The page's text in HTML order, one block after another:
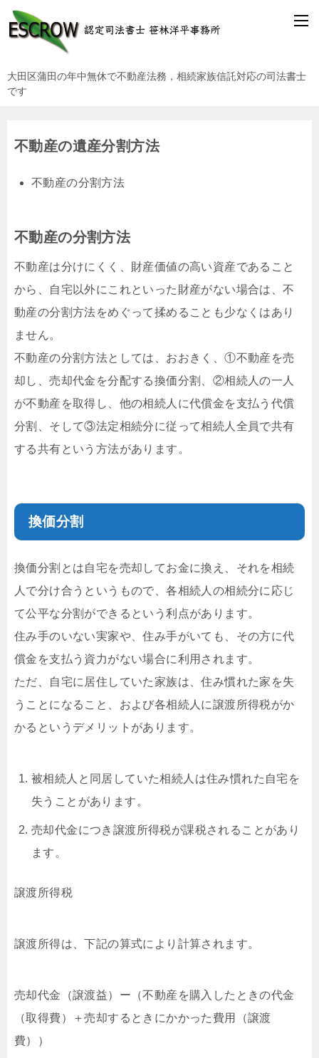
大田区蒲田の年中無休で不動産法務，相続家族信託対応の司法書士
です
不動産の遺産分割方法
不動産の分割方法
不動産の分割方法
不動産は分けにくく、財産価値の高い資産であること
から、自宅以外にこれといった財産がない場合は、不
動産の分割方法をめぐって揉めることも少なくはあり
ません。
不動産の分割方法としては、おおきく、①不動産を売
却し、売却代金を分配する換価分割、②相続人の一人
が不動産を取得し、他の相続人に代償金を支払う代償
分割、そして③法定相続分に従って相続人全員で共有
する共有という方法があります。
換価分割
換価分割とは自宅を売却してお金に換え、それを相続
人で分け合うというもので、各相続人の相続分に応じ
て公平な分割ができるという利点があります。
住み手のいない実家や、住み手がいても、その方に代
償金を支払う資力がない場合に利用されます。
ただ、自宅に居住していた家族は、住み慣れた家を失
うことになること、および各相続人に譲渡所得税がか
かるというデメリットがあります。
被相続人と同居していた相続人は住み慣れた自宅を
失うことがあります。
売却代金につき譲渡所得税が課税されることがあり
ます。
譲渡所得税
譲渡所得は、下記の算式により計算されます。
売却代金（譲渡益）ー（不動産を購入したときの代金
（取得費）＋売却するときにかかった費用（譲渡
費））